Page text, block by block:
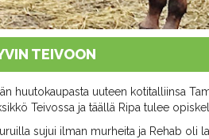
TEIVOON
huutokaupasta uuteen kotitalliinsa
Teivossa ja täällä Ripa tulee
sujui ilman murheita ja Rehab oli